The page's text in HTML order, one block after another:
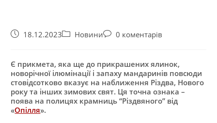
18.12.2023 Новини 0 коментарів
Є прикмета, яка ще до прикрашених ялинок,
новорічної ілюмінації і запаху мандаринів повсюди
стовідсотково вказує на наближення Різдва, Нового
року та інших зимових свят. Ця точна ознака –
поява на полицях крамниць “Різдвяного” від
«Опілля».